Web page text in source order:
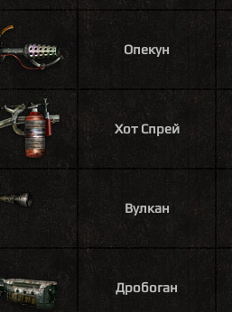
Опекун
Хот Спрей
Вулкан
Дробоган